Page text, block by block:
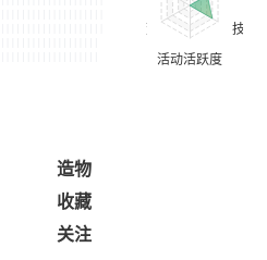
造物
收藏
关注